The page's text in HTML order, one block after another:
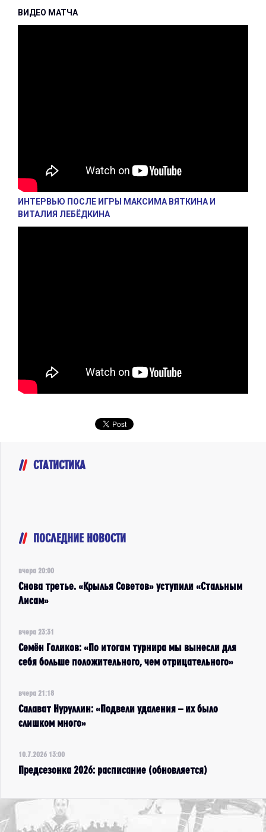
ВИДЕО МАТЧА
ИНТЕРВЬЮ ПОСЛЕ ИГРЫ МАКСИМА ВЯТКИНА И
ВИТАЛИЯ ЛЕБЁДКИНА
СТАТИСТИКА
ПОСЛЕДНИЕ НОВОСТИ
вчера 20:00
Снова третье. «Крылья Советов» уступили «Стальным
Лисам»
вчера 23:31
Семён Голиков: «По итогам турнира мы вынесли для
себя больше положительного, чем отрицательного»
вчера 21:18
Салават Нуруллин: «Подвели удаления – их было
слишком много»
10.7.2026 13:00
Предсезонка 2026: расписание (обновляется)